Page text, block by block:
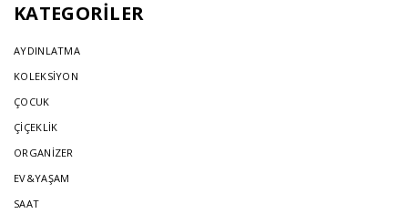
KATEGORİLER
AYDINLATMA
KOLEKSİYON
ÇOCUK
ÇİÇEKLİK
ORGANİZER
EV&YAŞAM
SAAT